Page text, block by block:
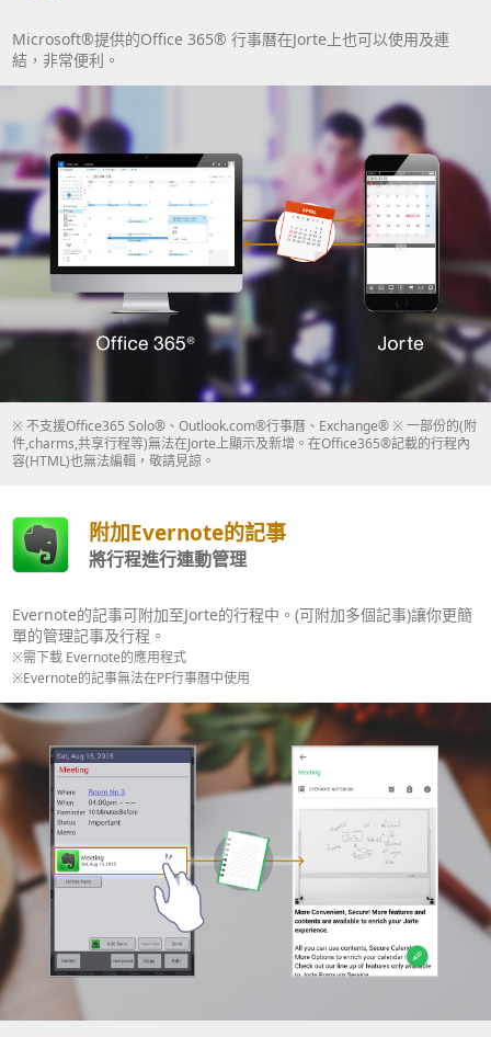
Microsoft®提供的Office 365® 行事曆在Jorte上也可以使用及連
結，非常便利。
※ 不支援Office365 Solo®、Outlook.com®行事曆、Exchange® ※ 一部份的(附
件,charms,共享行程等)無法在Jorte上顯示及新增。在Office365®記載的行程內
容(HTML)也無法編輯，敬請見諒。
附加Evernote的記事
將行程進行連動管理
Evernote的記事可附加至Jorte的行程中。(可附加多個記事)讓你更簡
單的管理記事及行程。
※需下載 Evernote的應用程式
※Evernote的記事無法在PF行事曆中使用